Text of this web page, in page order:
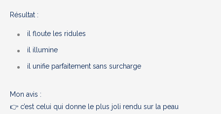
Résultat :
il floute les ridules
il illumine
il unifie parfaitement sans surcharge
Mon avis :
👉 c’est celui qui donne le plus joli rendu sur la peau